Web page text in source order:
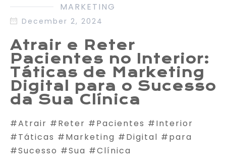
MARKETING
December 2, 2024
Atrair e Reter
Pacientes no Interior:
Táticas de Marketing
Digital para o Sucesso
da Sua Clínica
#Atrair #Reter #Pacientes #Interior
#Táticas #Marketing #Digital #para
#Sucesso #Sua #Clínica